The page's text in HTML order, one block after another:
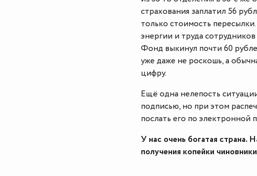
страхования заплатил 56
только стоимость
энергии и труда
Фонд выкинул почти 60
уже даже не роскошь, а
цифру.
Ещё одна нелепость
подписью, но при этом
послать его по электронной
У нас очень богатая страна.
получения копейки